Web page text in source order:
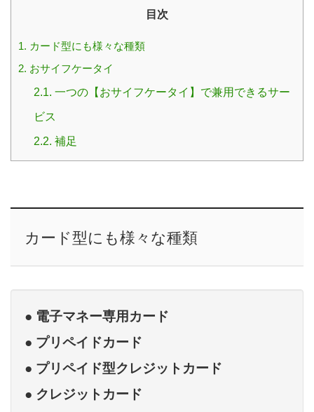
目次
1. カード型にも様々な種類
2. おサイフケータイ
2.1. 一つの【おサイフケータイ】で兼用できるサー
ビス
2.2. 補足
カード型にも様々な種類
● 電子マネー専用カード
● プリペイドカード
● プリペイド型クレジットカード
● クレジットカード